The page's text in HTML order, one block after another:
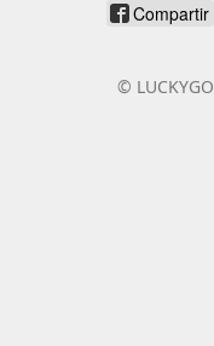
Compartir
© LUCKYGO